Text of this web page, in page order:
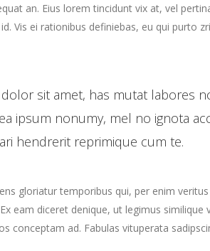
an. Eius lorem tincidunt vix at, vel
Vis ei rationibus definiebas, eu qui purto
sit amet, has mutat labores
ipsum nonumy, mel no ignota
hendrerit reprimique cum te.
gloriatur temporibus qui, per enim
eam diceret denique, ut legimus
conceptam ad. Fabulas vituperata